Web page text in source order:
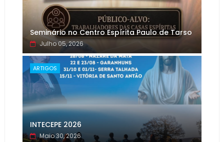
Seminário no Centro Espírita Paulo de Tarso
Julho 05, 2026
ARTIGOS
INTECEPE 2026
Maio 30, 2026